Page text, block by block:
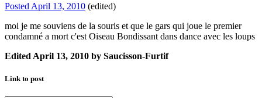
Posted April 13, 2010 (edited)
moi je me souviens de la souris et que le gars qui joue le premier
condamné a mort c'est Oiseau Bondissant dans dance avec les loups
Edited April 13, 2010 by Saucisson-Furtif
Link to post